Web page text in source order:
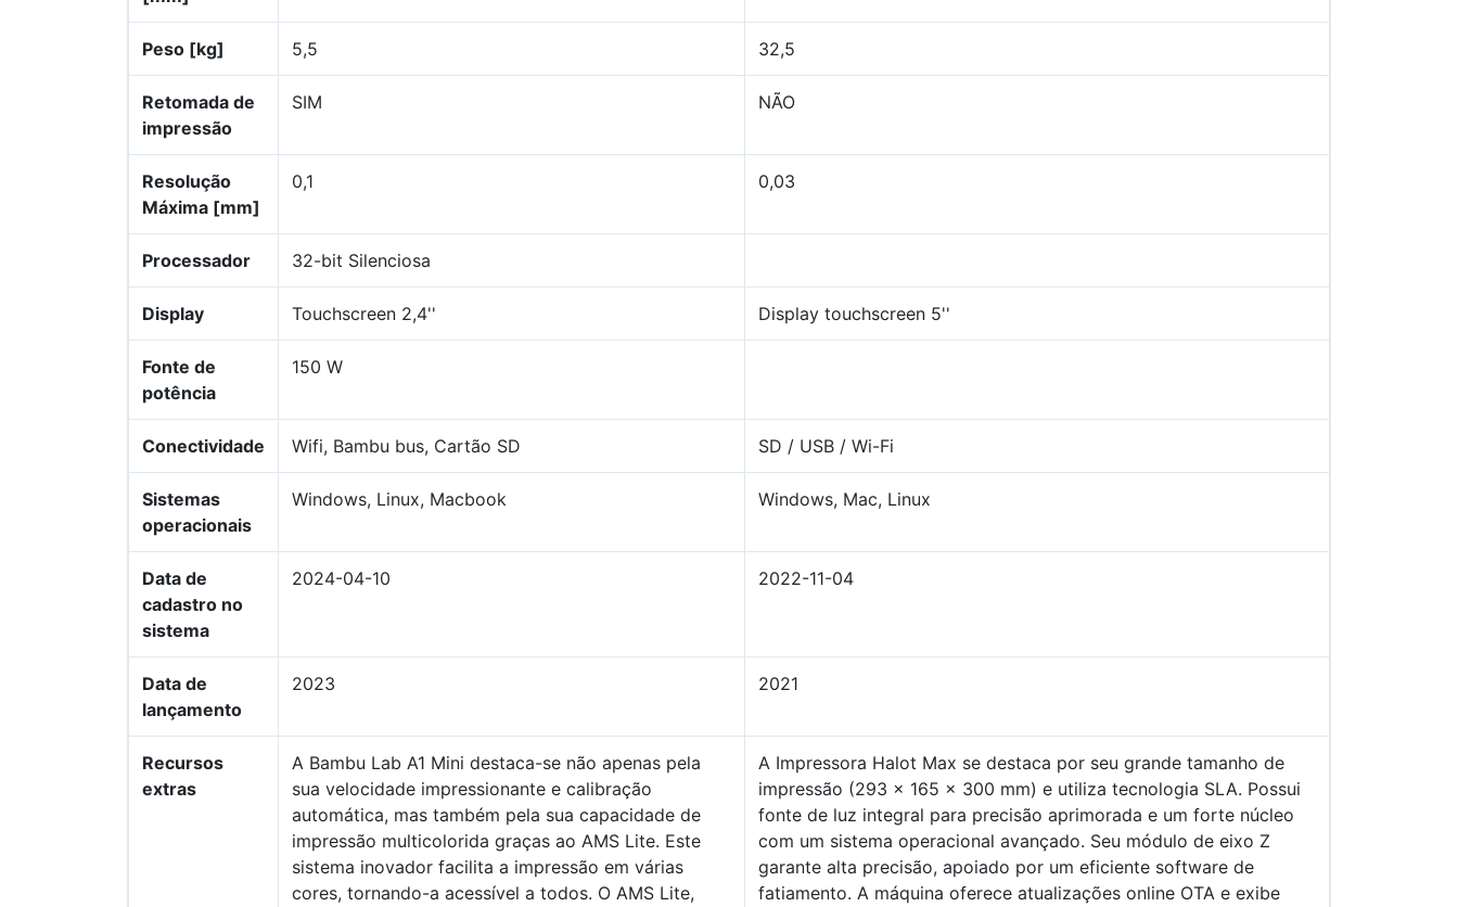
Peso [kg] 5,5 32,5
Retomada de
impressão
SIM NÃO
Resolução
Máxima [mm]
0,1 0,03
Processador 32-bit Silenciosa
Display Touchscreen 2,4'' Display touchscreen 5''
Fonte de
potência
150 W
Conectividade Wifi, Bambu bus, Cartão SD SD / USB / Wi-Fi
Sistemas
operacionais
Windows, Linux, Macbook Windows, Mac, Linux
Data de
cadastro no
sistema
2024-04-10 2022-11-04
Data de
lançamento
2023 2021
Recursos
extras
A Bambu Lab A1 Mini destaca-se não apenas pela
sua velocidade impressionante e calibração
automática, mas também pela sua capacidade de
impressão multicolorida graças ao AMS Lite. Este
sistema inovador facilita a impressão em várias
cores, tornando-a acessível a todos. O AMS Lite,
A Impressora Halot Max se destaca por seu grande tamanho de
impressão (293 x 165 x 300 mm) e utiliza tecnologia SLA. Possui
fonte de luz integral para precisão aprimorada e um forte núcleo
com um sistema operacional avançado. Seu módulo de eixo Z
garante alta precisão, apoiado por um eficiente software de
fatiamento. A máquina oferece atualizações online OTA e exibe